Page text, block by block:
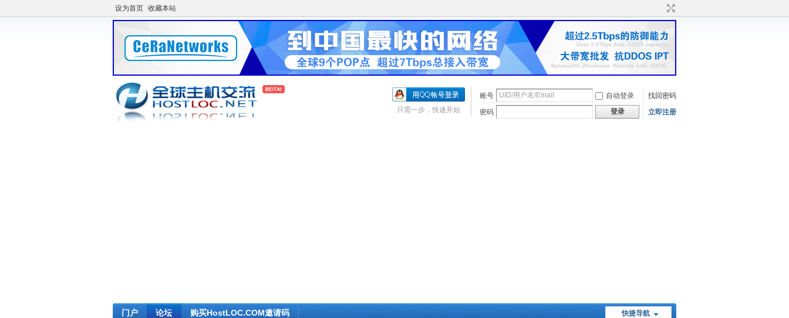
设为首页 收藏本站
账号 自动登录
找回密码
密码
登录 立即注册
只需一步，快速开始
快捷导航
门户 论坛 购买HostLOC.COM邀请码